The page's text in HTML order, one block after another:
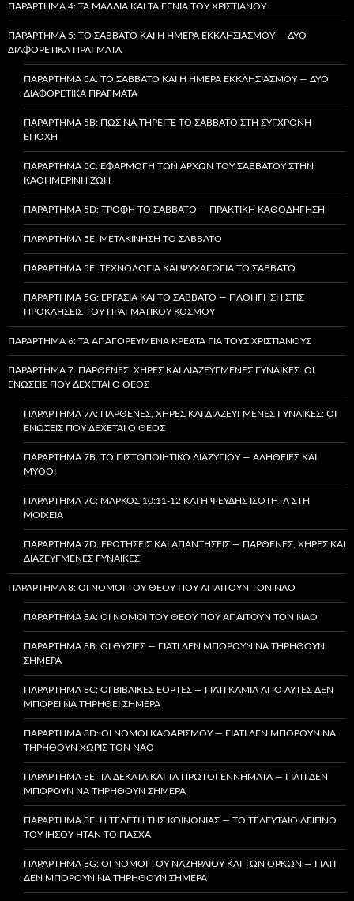
ΠΑΡΆΡΤΗΜΑ 4: ΤΑ ΜΑΛΛΙΆ ΚΑΙ ΤΑ ΓΈΝΙΑ ΤΟΥ ΧΡΙΣΤΙΑΝΟΎ
ΠΑΡΆΡΤΗΜΑ 5: ΤΟ ΣΆΒΒΑΤΟ ΚΑΙ Η ΗΜΈΡΑ ΕΚΚΛΗΣΙΑΣΜΟΎ — ΔΎΟ
ΔΙΑΦΟΡΕΤΙΚΆ ΠΡΆΓΜΑΤΑ
ΠΑΡΆΡΤΗΜΑ 5A: ΤΟ ΣΆΒΒΑΤΟ ΚΑΙ Η ΗΜΈΡΑ ΕΚΚΛΗΣΙΑΣΜΟΎ — ΔΎΟ
ΔΙΑΦΟΡΕΤΙΚΆ ΠΡΆΓΜΑΤΑ
ΠΑΡΆΡΤΗΜΑ 5B: ΠΏΣ ΝΑ ΤΗΡΕΊΤΕ ΤΟ ΣΆΒΒΑΤΟ ΣΤΗ ΣΎΓΧΡΟΝΗ
ΕΠΟΧΉ
ΠΑΡΆΡΤΗΜΑ 5C: ΕΦΑΡΜΟΓΉ ΤΩΝ ΑΡΧΏΝ ΤΟΥ ΣΑΒΒΆΤΟΥ ΣΤΗΝ
ΚΑΘΗΜΕΡΙΝΉ ΖΩΉ
ΠΑΡΆΡΤΗΜΑ 5D: ΤΡΟΦΉ ΤΟ ΣΆΒΒΑΤΟ — ΠΡΑΚΤΙΚΉ ΚΑΘΟΔΉΓΗΣΗ
ΠΑΡΆΡΤΗΜΑ 5E: ΜΕΤΑΚΊΝΗΣΗ ΤΟ ΣΆΒΒΑΤΟ
ΠΑΡΆΡΤΗΜΑ 5F: ΤΕΧΝΟΛΟΓΊΑ ΚΑΙ ΨΥΧΑΓΩΓΊΑ ΤΟ ΣΆΒΒΑΤΟ
ΠΑΡΆΡΤΗΜΑ 5G: ΕΡΓΑΣΊΑ ΚΑΙ ΤΟ ΣΆΒΒΑΤΟ — ΠΛΟΉΓΗΣΗ ΣΤΙΣ
ΠΡΟΚΛΉΣΕΙΣ ΤΟΥ ΠΡΑΓΜΑΤΙΚΟΎ ΚΌΣΜΟΥ
ΠΑΡΆΡΤΗΜΑ 6: ΤΑ ΑΠΑΓΟΡΕΥΜΈΝΑ ΚΡΈΑΤΑ ΓΙΑ ΤΟΥΣ ΧΡΙΣΤΙΑΝΟΎΣ
ΠΑΡΆΡΤΗΜΑ 7: ΠΑΡΘΈΝΕΣ, ΧΉΡΕΣ ΚΑΙ ΔΙΑΖΕΥΓΜΈΝΕΣ ΓΥΝΑΊΚΕΣ: ΟΙ
ΕΝΏΣΕΙΣ ΠΟΥ ΔΈΧΕΤΑΙ Ο ΘΕΌΣ
ΠΑΡΆΡΤΗΜΑ 7A: ΠΑΡΘΈΝΕΣ, ΧΉΡΕΣ ΚΑΙ ΔΙΑΖΕΥΓΜΈΝΕΣ ΓΥΝΑΊΚΕΣ: ΟΙ
ΕΝΏΣΕΙΣ ΠΟΥ ΔΈΧΕΤΑΙ Ο ΘΕΌΣ
ΠΑΡΆΡΤΗΜΑ 7B: ΤΟ ΠΙΣΤΟΠΟΙΗΤΙΚΌ ΔΙΑΖΥΓΊΟΥ — ΑΛΉΘΕΙΕΣ ΚΑΙ
ΜΎΘΟΙ
ΠΑΡΆΡΤΗΜΑ 7C: ΜΆΡΚΟΣ 10:11-12 ΚΑΙ Η ΨΕΥΔΉΣ ΙΣΌΤΗΤΑ ΣΤΗ
ΜΟΙΧΕΊΑ
ΠΑΡΆΡΤΗΜΑ 7D: ΕΡΩΤΉΣΕΙΣ ΚΑΙ ΑΠΑΝΤΉΣΕΙΣ — ΠΑΡΘΈΝΕΣ, ΧΉΡΕΣ ΚΑΙ
ΔΙΑΖΕΥΓΜΈΝΕΣ ΓΥΝΑΊΚΕΣ
ΠΑΡΆΡΤΗΜΑ 8: ΟΙ ΝΌΜΟΙ ΤΟΥ ΘΕΟΎ ΠΟΥ ΑΠΑΙΤΟΎΝ ΤΟΝ ΝΑΌ
ΠΑΡΆΡΤΗΜΑ 8A: ΟΙ ΝΌΜΟΙ ΤΟΥ ΘΕΟΎ ΠΟΥ ΑΠΑΙΤΟΎΝ ΤΟΝ ΝΑΌ
ΠΑΡΆΡΤΗΜΑ 8B: ΟΙ ΘΥΣΊΕΣ — ΓΙΑΤΊ ΔΕΝ ΜΠΟΡΟΎΝ ΝΑ ΤΗΡΗΘΟΎΝ
ΣΉΜΕΡΑ
ΠΑΡΆΡΤΗΜΑ 8C: ΟΙ ΒΙΒΛΙΚΈΣ ΕΟΡΤΈΣ — ΓΙΑΤΊ ΚΑΜΊΑ ΑΠΌ ΑΥΤΈΣ ΔΕΝ
ΜΠΟΡΕΊ ΝΑ ΤΗΡΗΘΕΊ ΣΉΜΕΡΑ
ΠΑΡΆΡΤΗΜΑ 8D: ΟΙ ΝΌΜΟΙ ΚΑΘΑΡΙΣΜΟΎ — ΓΙΑΤΊ ΔΕΝ ΜΠΟΡΟΎΝ ΝΑ
ΤΗΡΗΘΟΎΝ ΧΩΡΊΣ ΤΟΝ ΝΑΌ
ΠΑΡΆΡΤΗΜΑ 8E: ΤΑ ΔΈΚΑΤΑ ΚΑΙ ΤΑ ΠΡΩΤΟΓΕΝΝΉΜΑΤΑ — ΓΙΑΤΊ ΔΕΝ
ΜΠΟΡΟΎΝ ΝΑ ΤΗΡΗΘΟΎΝ ΣΉΜΕΡΑ
ΠΑΡΆΡΤΗΜΑ 8F: Η ΤΕΛΕΤΉ ΤΗΣ ΚΟΙΝΩΝΊΑΣ — ΤΟ ΤΕΛΕΥΤΑΊΟ ΔΕΊΠΝΟ
ΤΟΥ ΙΗΣΟΎ ΉΤΑΝ ΤΟ ΠΆΣΧΑ
ΠΑΡΆΡΤΗΜΑ 8G: ΟΙ ΝΌΜΟΙ ΤΟΥ ΝΑΖΗΡΑΊΟΥ ΚΑΙ ΤΩΝ ΌΡΚΩΝ — ΓΙΑΤΊ
ΔΕΝ ΜΠΟΡΟΎΝ ΝΑ ΤΗΡΗΘΟΎΝ ΣΉΜΕΡΑ